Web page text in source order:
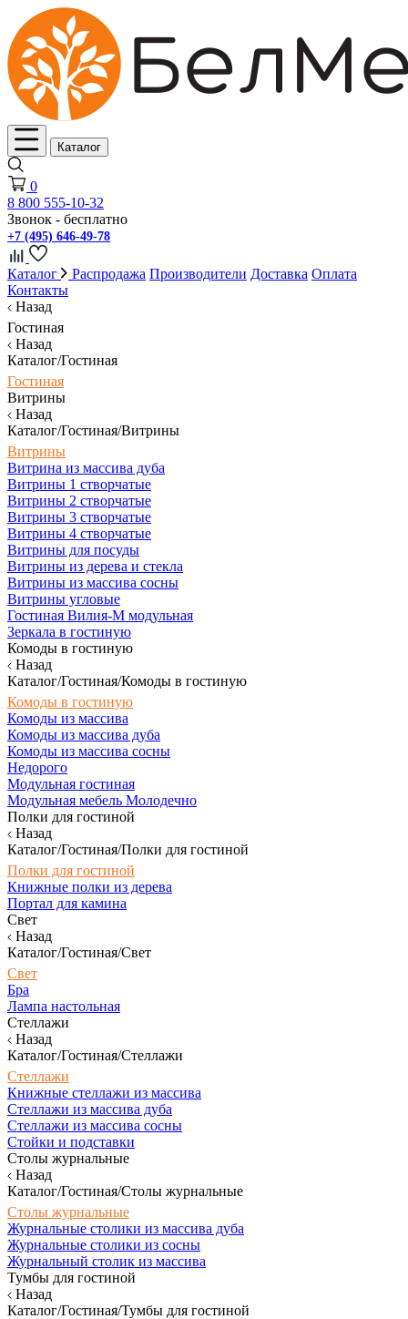
Каталог
0
8 800 555-10-32
Звонок - бесплатно
+7 (495) 646-49-78
Каталог Распродажа Производители Доставка Оплата
Контакты
Назад
Гостиная
Назад
Каталог/Гостиная
Гостиная
Витрины
Назад
Каталог/Гостиная/Витрины
Витрины
Витрина из массива дуба
Витрины 1 створчатые
Витрины 2 створчатые
Витрины 3 створчатые
Витрины 4 створчатые
Витрины для посуды
Витрины из дерева и стекла
Витрины из массива сосны
Витрины угловые
Гостиная Вилия-М модульная
Зеркала в гостиную
Комоды в гостиную
Назад
Каталог/Гостиная/Комоды в гостиную
Комоды в гостиную
Комоды из массива
Комоды из массива дуба
Комоды из массива сосны
Недорого
Модульная гостиная
Модульная мебель Молодечно
Полки для гостиной
Назад
Каталог/Гостиная/Полки для гостиной
Полки для гостиной
Книжные полки из дерева
Портал для камина
Свет
Назад
Каталог/Гостиная/Свет
Свет
Бра
Лампа настольная
Стеллажи
Назад
Каталог/Гостиная/Стеллажи
Стеллажи
Книжные стеллажи из массива
Стеллажи из массива дуба
Стеллажи из массива сосны
Стойки и подставки
Столы журнальные
Назад
Каталог/Гостиная/Столы журнальные
Столы журнальные
Журнальные столики из массива дуба
Журнальные столики из сосны
Журнальный столик из массива
Тумбы для гостиной
Назад
Каталог/Гостиная/Тумбы для гостиной